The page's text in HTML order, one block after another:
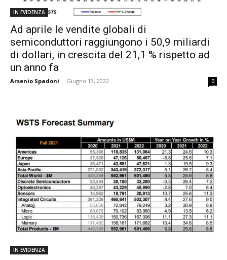
IN EVIDENZA
Ad aprile le vendite globali di
semiconduttori raggiungono i 50,9 miliardi
di dollari, in crescita del 21,1 % rispetto ad
un anno fa
Arsenio Spadoni - Giugno 13, 2022 0
IN EVIDENZA